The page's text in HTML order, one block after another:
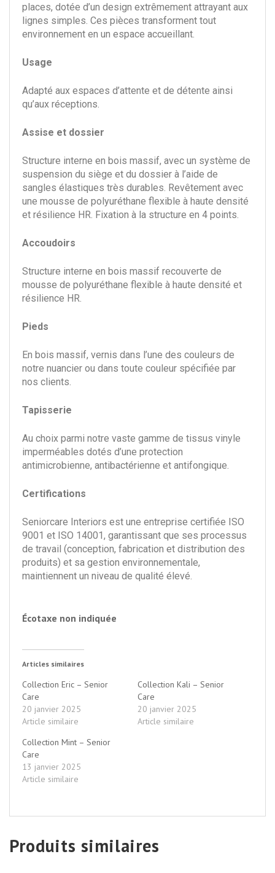
places, dotée d’un design extrêmement attrayant aux
lignes simples. Ces pièces transforment tout
environnement en un espace accueillant.
Usage
Adapté aux espaces d’attente et de détente ainsi
qu’aux réceptions.
Assise et dossier
Structure interne en bois massif, avec un système de
suspension du siège et du dossier à l’aide de
sangles élastiques très durables. Revêtement avec
une mousse de polyuréthane flexible à haute densité
et résilience HR. Fixation à la structure en 4 points.
Accoudoirs
Structure interne en bois massif recouverte de
mousse de polyuréthane flexible à haute densité et
résilience HR.
Pieds
En bois massif, vernis dans l’une des couleurs de
notre nuancier ou dans toute couleur spécifiée par
nos clients.
Tapisserie
Au choix parmi notre vaste gamme de tissus vinyle
imperméables dotés d’une protection
antimicrobienne, antibactérienne et antifongique.
Certifications
Seniorcare Interiors est une entreprise certifiée ISO
9001 et ISO 14001, garantissant que ses processus
de travail (conception, fabrication et distribution des
produits) et sa gestion environnementale,
maintiennent un niveau de qualité élevé.
Écotaxe non indiquée
Articles similaires
Collection Eric – Senior
Care
20 janvier 2025
Article similaire
Collection Kali – Senior
Care
20 janvier 2025
Article similaire
Collection Mint – Senior
Care
13 janvier 2025
Article similaire
Produits similaires